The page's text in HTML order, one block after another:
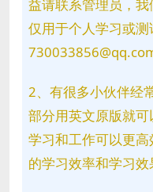
益请联系管理员，我
仅用于个人学习或测
2、有很多小伙伴经
部分用英文原版就
学习和工作可以更
的学习效率和学习效